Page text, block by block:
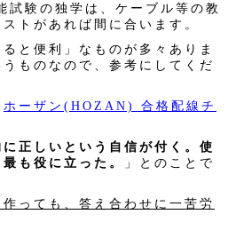
験の独学は、ケーブル等の教
トがあれば間に合います。
と便利」なものが多々ありま
うものなので、参考にしてくだ
ホーザン(HOZAN) 合格配線チ
に正しいという自信が付く。使
も役に立った。
」とのことで
っても、答え合わせに一苦労